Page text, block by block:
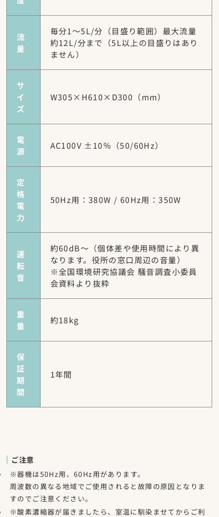
流
量
毎分1～5L/分（目盛り範囲）最大流量
約12L/分まで（5L以上の目盛りはあり
ません）
サ
イ
ズ
W305×H610×D300（mm）
電
源
AC100V ±10％（50/60Hz）
定
格
電
力
50Hz用：380W / 60Hz用：350W
運
転
音
約60dB～（個体差や使用時間により異
なります。役所の窓口周辺の音量）
※全国環境研究協議会 騒音調査小委員
会資料より抜粋
重
量
約18kg
保
証
期
間
1年間
ご注意
※器機は50Hz用、60Hz用があります。
周波数の異なる地域でご使用されると故障の原因となりま
すのでご注意ください。
※酸素濃縮器が届きましたら、室温に馴染ませてからご利